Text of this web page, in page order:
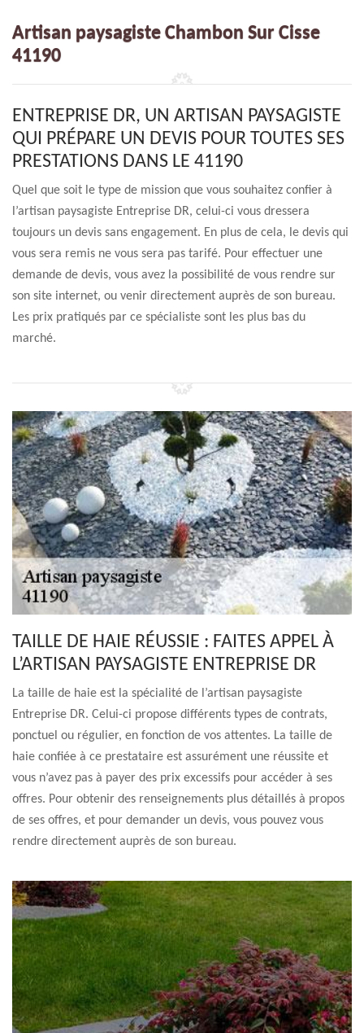
Artisan paysagiste Chambon Sur Cisse
41190
ENTREPRISE DR, UN ARTISAN PAYSAGISTE
QUI PRÉPARE UN DEVIS POUR TOUTES SES
PRESTATIONS DANS LE 41190
Quel que soit le type de mission que vous souhaitez confier à
l’artisan paysagiste Entreprise DR, celui-ci vous dressera
toujours un devis sans engagement. En plus de cela, le devis qui
vous sera remis ne vous sera pas tarifé. Pour effectuer une
demande de devis, vous avez la possibilité de vous rendre sur
son site internet, ou venir directement auprès de son bureau.
Les prix pratiqués par ce spécialiste sont les plus bas du
marché.
TAILLE DE HAIE RÉUSSIE : FAITES APPEL À
L’ARTISAN PAYSAGISTE ENTREPRISE DR
La taille de haie est la spécialité de l’artisan paysagiste
Entreprise DR. Celui-ci propose différents types de contrats,
ponctuel ou régulier, en fonction de vos attentes. La taille de
haie confiée à ce prestataire est assurément une réussite et
vous n’avez pas à payer des prix excessifs pour accéder à ses
offres. Pour obtenir des renseignements plus détaillés à propos
de ses offres, et pour demander un devis, vous pouvez vous
rendre directement auprès de son bureau.